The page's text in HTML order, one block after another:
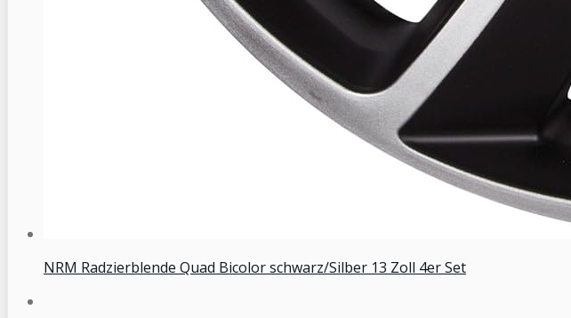
NRM Radzierblende Quad Bicolor schwarz/Silber 13 Zoll 4er Set